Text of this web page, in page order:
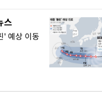
스
' 예상 이동